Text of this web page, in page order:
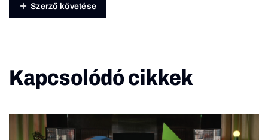
Szerző követése
Kapcsolódó cikkek